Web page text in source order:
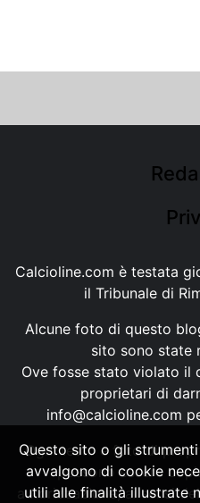
Calcioline.com è testata
il Tribunale di
Alcune foto di questo
sito sono state
Ove fosse stato violato
proprietari di
info@calcioline.com
Ogni testo e foto di
possono essere
autorizzazione, ai sensi
Questo sito o gli
avvalgono di cookie
utili alle finalità illustrate